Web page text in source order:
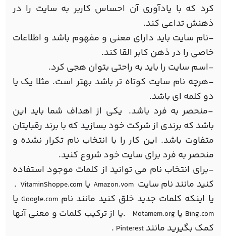
کرد که با یادآوری آن احساس کاربر به سایت را در
ذهنش تداعی کند.
-نام سایت باید دارای معنی و مفهوم باشد و اطلاعات
خاصی را در ذهن کابر القا کند.
-اسم سایت را باید به راحتی بتوان هجی کرد.
-هرچه نام سایت کوتاه تر باشد بهتر است. مثلا یک یا
دو کلمه ای باشد.
-منحصر به فرد باشد. یکی از اهداف شما باید این
باشد که برندی از شرکت خود بسازید که با برند رقبایتان
متفاوت باشد. این کار را با انتخاب نام تکرار نشده و
منحصر به فرد برای سایت خود شروع کنید.
-برای انتخاب نام می توانید از کلمات موجود استفاده
کنید مانند نام سایت Amazon.vom یا VitaminShoppe.com
.
یا اینکه کلمات جدید خلق کنید مانند نامGoogle.com یا
Bing.com یا Motamem.org
.یا از ترکیب کلمات و معنی آنها
کمک بگیرید مانندPinterest
.